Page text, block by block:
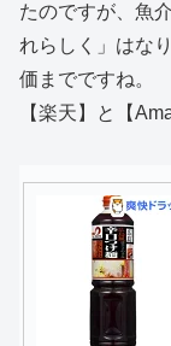
たのですが、魚
れらしく」はな
価までですね。
【楽天】と【